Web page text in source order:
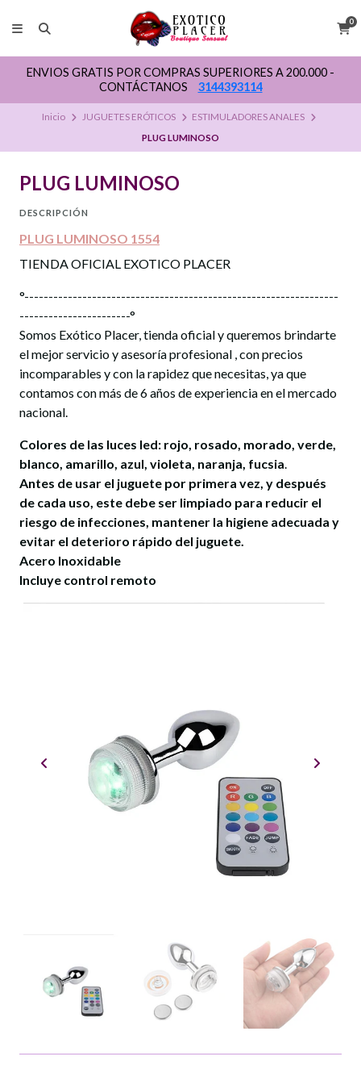
0
ENVIOS GRATIS POR COMPRAS SUPERIORES A 200.000 -
CONTÁCTANOS
3144393114
Inicio JUGUETES ERÓTICOS
ESTIMULADORES ANALES
PLUG LUMINOSO
PLUG LUMINOSO
DESCRIPCIÓN
PLUG LUMINOSO 1554
TIENDA OFICIAL EXOTICO PLACER
°-----------------------------------------------------------------
-----------------------°
Somos Exótico Placer, tienda oficial y queremos brindarte
el mejor servicio y asesoría profesional , con precios
incomparables y con la rapidez que necesitas, ya que
contamos con más de 6 años de experiencia en el mercado
nacional.
Colores de las luces led: rojo, rosado, morado, verde,
blanco, amarillo, azul, violeta, naranja, fucsia.
Antes de usar el juguete por primera vez, y después
de cada uso, este debe ser limpiado para reducir el
riesgo de infecciones, mantener la higiene adecuada y
evitar el deterioro rápido del juguete.
Acero Inoxidable
Incluye control remoto